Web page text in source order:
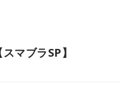
マブラSP】